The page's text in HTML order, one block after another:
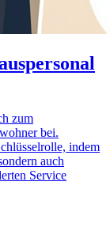
zum
bei.
indem
auch
Service